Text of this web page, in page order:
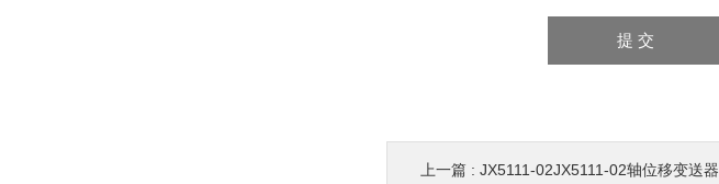
上一篇 : JX5111-02JX5111-02轴位移变送器